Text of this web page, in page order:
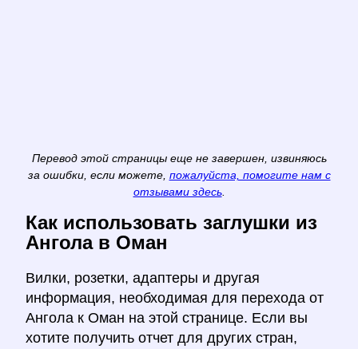
Перевод этой страницы еще не завершен, извиняюсь
за ошибки, если можете, пожалуйста, помогите нам с
отзывами здесь.
Как использовать заглушки из
Ангола в Оман
Вилки, розетки, адаптеры и другая
информация, необходимая для перехода от
Ангола к Оман на этой странице. Если вы
хотите получить отчет для других стран,